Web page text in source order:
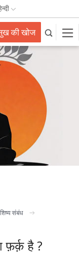
की खोज
संबंध
फ़र्क़ है ?